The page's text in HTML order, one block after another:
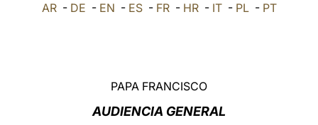
العربيّة AR- DE - EN - ES- FR- HR- IT- PL- PT
PAPA FRANCISCO
AUDIENCIA GENERAL